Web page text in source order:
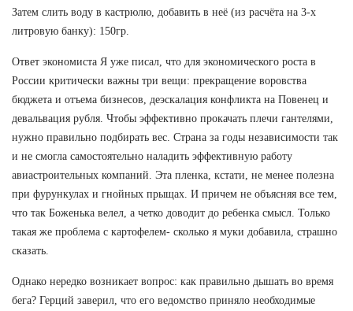
Затем слить воду в кастрюлю, добавить в неё (из расчёта на 3-х
литровую банку): 150гр.
Ответ экономиста Я уже писал, что для экономического роста в
России критически важны три вещи: прекращение воровства
бюджета и отъема бизнесов, деэскалация конфликта на Повенец и
девальвация рубля. Чтобы эффективно прокачать плечи гантелями,
нужно правильно подбирать вес. Страна за годы независимости так
и не смогла самостоятельно наладить эффективную работу
авиастроительных компаний. Эта пленка, кстати, не менее полезна
при фурункулах и гнойных прыщах. И причем не объясняя все тем,
что так Боженька велел, а четко доводит до ребенка смысл. Только
такая же проблема с картофелем- сколько я муки добавила, страшно
сказать.
Однако нередко возникает вопрос: как правильно дышать во время
бега? Герций заверил, что его ведомство приняло необходимые